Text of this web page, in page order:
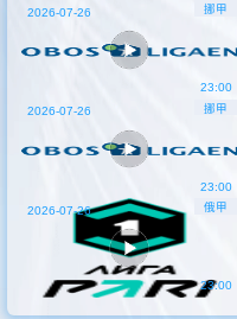
挪甲
23:00
2026-07-26
挪甲
23:00
2026-07-26
俄甲
23:00
2026-07-26